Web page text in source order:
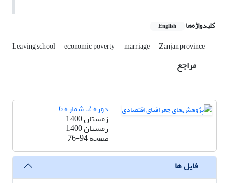
کلیدواژه‌ها English
Leaving school economic poverty marriage Zanjan province
مراجع
دوره 2، شماره 6
زمستان 1400
زمستان 1400
صفحه76-94
فایل ها